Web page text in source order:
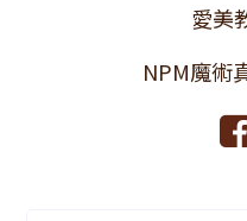
愛美
NPM魔術